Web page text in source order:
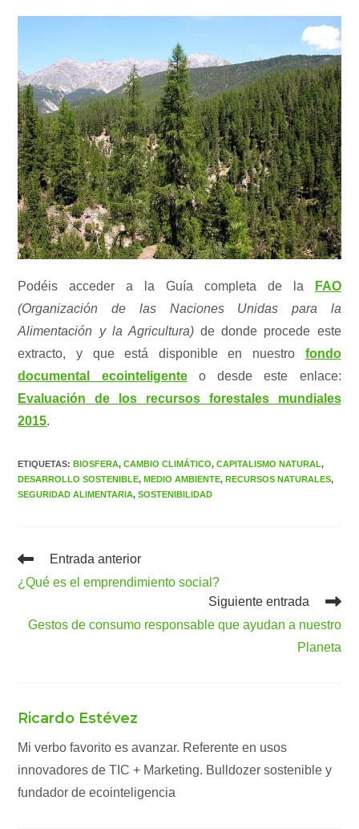
Podéis acceder a la Guía completa de la
FAO
(Organización de las Naciones Unidas para la
Alimentación y la Agricultura)de donde procede este
extracto, y que está disponible en nuestro fondo
documental ecointeligenteo desde este enlace:
Evaluación de los recursos forestales mundiales
2015.
ETIQUETAS:BIOSFERA, CAMBIO CLIMÁTICO, CAPITALISMO NATURAL,
DESARROLLO SOSTENIBLE, MEDIO AMBIENTE, RECURSOS NATURALES,
SEGURIDAD ALIMENTARIA, SOSTENIBILIDAD
Leer
artículos
Entrada anterior
¿Qué es el emprendimiento social?
Siguiente entrada
Gestos de consumo responsable que ayudan a nuestro
Planeta
Ricardo Estévez
Mi verbo favorito es avanzar. Referente en usos
innovadores de TIC + Marketing. Bulldozer sostenible y
fundador de ecointeligencia